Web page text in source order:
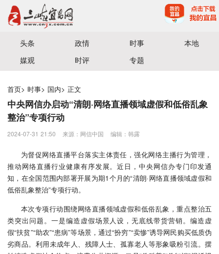
宜昌三峡融媒体中心主办
头条 政情 时事
本地
媒观
时评 专题
首页> 时事> 国内> 正文
中央网信办启动“清朗·网络直播领域虚假和低俗乱象
整治”专项行动
2024-07-31 21:50 来源：网信中国 编辑：韩露
为督促网络直播平台落实主体责任，强化网络主播行为管理，
推动网络直播行业健康有序发展。近日，中央网信办专门印发通
知，在全国范围内部署开展为期1个月的“清朗·网络直播领域虚假和
低俗乱象整治”专项行动。
本次专项行动围绕网络直播领域虚假和低俗乱象，重点整治五
类突出问题。一是编造虚假场景人设，无底线带货营销。编造虚
假“扶贫”“助农”“患病”等场景，通过“扮穷”“卖惨”诱导网民购买低质伪
劣商品。利用未成年人、残障人士、孤寡老人等形象吸粉引流。摆